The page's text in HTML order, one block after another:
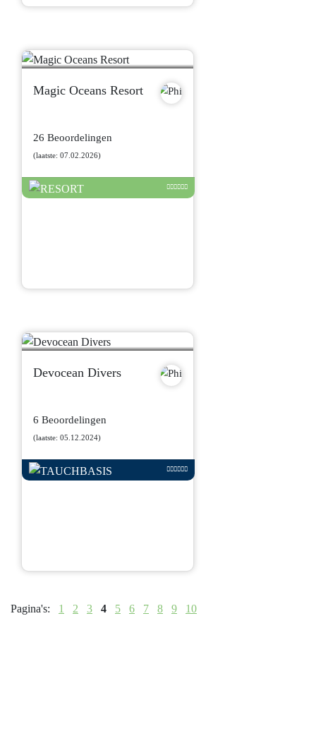
Magic Oceans Resort
26 Beoordelingen
(laatste: 07.02.2026)
Devocean Divers
6 Beoordelingen
(laatste: 05.12.2024)
Pagina's: 1 2 3 4 5 6 7 8 9 10